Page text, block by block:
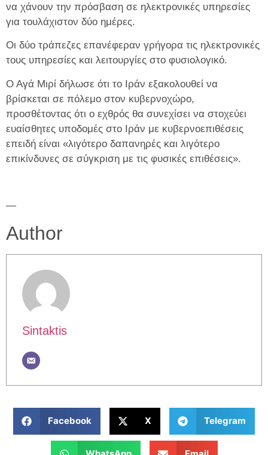
να χάνουν την πρόσβαση σε ηλεκτρονικές υπηρεσίες
για τουλάχιστον δύο ημέρες.
Οι δύο τράπεζες επανέφεραν γρήγορα τις ηλεκτρονικές
τους υπηρεσίες και λειτουργίες στο φυσιολογικό.
Ο Αγά Μιρί δήλωσε ότι το Ιράν εξακολουθεί να
βρίσκεται σε πόλεμο στον κυβερνοχώρο,
προσθέτοντας ότι ο εχθρός θα συνεχίσει να στοχεύει
ευαίσθητες υποδομές στο Ιράν με κυβερνοεπιθέσεις
επειδή είναι «λιγότερο δαπανηρές και λιγότερο
επικίνδυνες σε σύγκριση με τις φυσικές επιθέσεις».
—
Author
Sintaktis
Facebook X Telegram